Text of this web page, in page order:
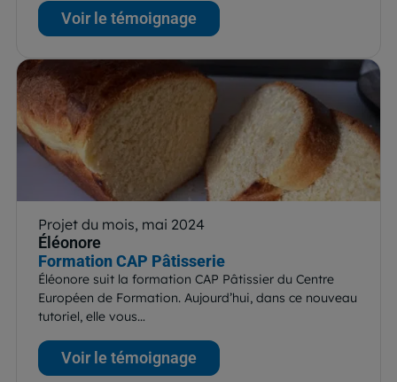
Voir le témoignage
Projet du mois, mai 2024
Éléonore
Formation CAP Pâtisserie
Éléonore suit la formation CAP Pâtissier du Centre
Européen de Formation. Aujourd’hui, dans ce nouveau
tutoriel, elle vous…
Voir le témoignage